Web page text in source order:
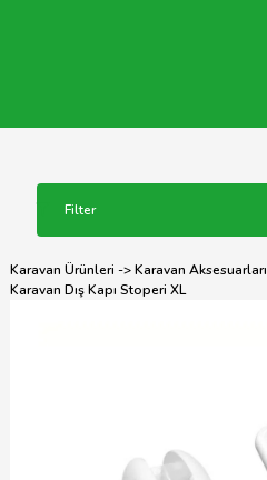
Filter
Karavan Ürünleri ->Karavan Aksesuarları
Karavan Dış Kapı Stoperi XL